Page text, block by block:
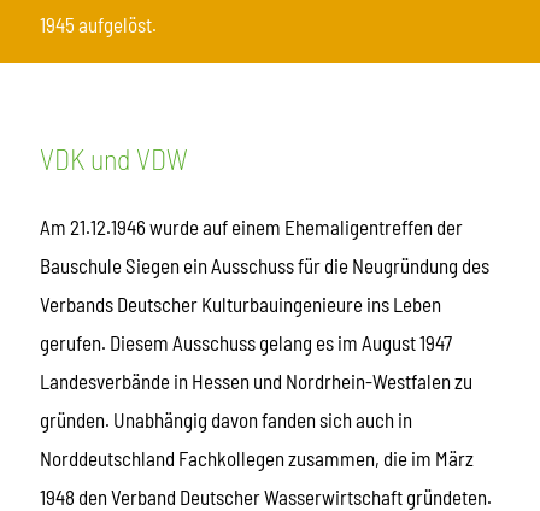
1945 aufgelöst.
VDK und VDW
Am 21.12.1946 wurde auf einem Ehemaligentreffen der
Bauschule Siegen ein Ausschuss für die Neugründung des
Verbands Deutscher Kulturbauingenieure ins Leben
gerufen. Diesem Ausschuss gelang es im August 1947
Landesverbände in Hessen und Nordrhein-Westfalen zu
gründen. Unabhängig davon fanden sich auch in
Norddeutschland Fachkollegen zusammen, die im März
1948 den Verband Deutscher Wasserwirtschaft gründeten.